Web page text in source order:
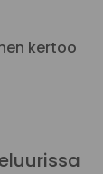
kertoo